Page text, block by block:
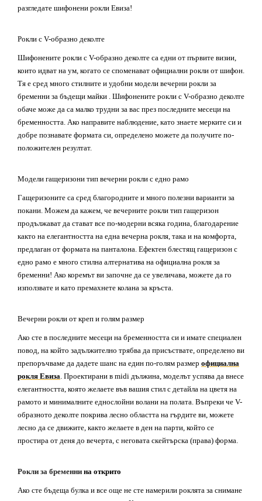
разгледате шифонени рокли Евиза!
Рокли с V-образно деколте
Шифонените рокли с V-образно деколте са едни от първите визии,
които идват на ум, когато се споменават официални рокли от шифон.
Тя е сред много стилните и удобни модели вечерни рокли за
бременни за бъдещи майки . Шифонените рокли с V-образно деколте
обаче може да са малко трудни за вас през последните месеци на
бременността. Ако направите наблюдение, като знаете мерките си и
добре познавате формата си, определено можете да получите по-
положителен резултат.
Модели гащеризони тип вечерни рокли с едно рамо
Гащеризоните са сред благородните и много полезни варианти за
покани. Можем да кажем, че вечерните рокли тип гащеризон
продължават да стават все по-модерни всяка година, благодарение
както на елегантността на една вечерна рокля, така и на комфорта,
предлаган от формата на панталона. Ефектен блестящ гащеризон с
едно рамо е много стилна алтернатива на официална рокля за
бременни! Ако коремът ви започне да се увеличава, можете да го
използвате и като премахнете колана за кръста.
Вечерни рокли от креп и голям размер
Ако сте в последните месеци на бременността си и имате специален
повод, на който задължително трябва да присъствате, определено ви
препоръчваме да дадете шанс на един по-голям размер официална
рокля Евиза. Проектирани в midi дължина, моделът успява да внесе
елегантността, която желаете във вашия стил с детайла на цветя на
рамото и минималните еднослойни волани на полата. Въпреки че V-
образното деколте покрива лесно областта на гърдите ви, можете
лесно да се движите, както желаете в ден на парти, който се
простира от деня до вечерта, с неговата скейтърска (права) форма.
Рокли за бременни на открито
Ако сте бъдеща булка и все още не сте намерили роклята за снимане